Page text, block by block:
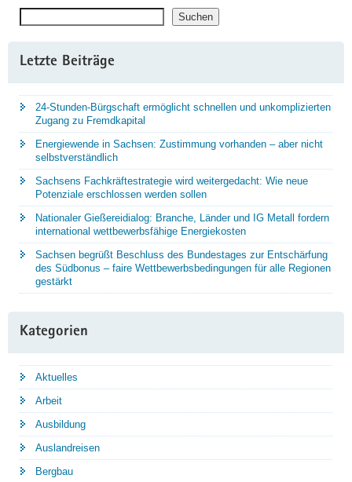
Suchen
Letzte Beiträge
24-Stunden-Bürgschaft ermöglicht schnellen und unkomplizierten
Zugang zu Fremdkapital
Energiewende in Sachsen: Zustimmung vorhanden – aber nicht
selbstverständlich
Sachsens Fachkräftestrategie wird weitergedacht: Wie neue
Potenziale erschlossen werden sollen
Nationaler Gießereidialog: Branche, Länder und IG Metall fordern
international wettbewerbsfähige Energiekosten
Sachsen begrüßt Beschluss des Bundestages zur Entschärfung
des Südbonus – faire Wettbewerbsbedingungen für alle Regionen
gestärkt
Kategorien
Aktuelles
Arbeit
Ausbildung
Auslandreisen
Bergbau